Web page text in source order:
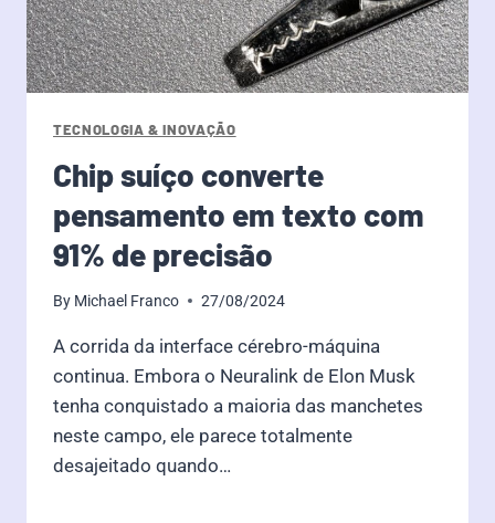
TECNOLOGIA & INOVAÇÃO
Chip suíço converte
pensamento em texto com
91% de precisão
By Michael Franco 27/08/2024
A corrida da interface cérebro-máquina
continua. Embora o Neuralink de Elon Musk
tenha conquistado a maioria das manchetes
neste campo, ele parece totalmente
desajeitado quando…